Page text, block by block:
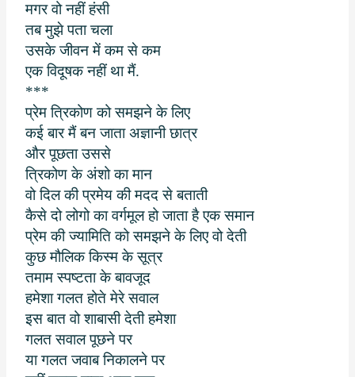
मगर वो नहीं हंसी
तब मुझे पता चला
उसके जीवन में कम से कम
एक विदूषक नहीं था मैं.
***
प्रेम त्रिकोण को समझने के लिए
कई बार मैं बन जाता अज्ञानी छात्र
और पूछता उससे
त्रिकोण के अंशो का मान
वो दिल की प्रमेय की मदद से बताती
कैसे दो लोगो का वर्गमूल हो जाता है एक समान
प्रेम की ज्यामिति को समझने के लिए वो देती
कुछ मौलिक किस्म के सूत्र
तमाम स्पष्टता के बावजूद
हमेशा गलत होते मेरे सवाल
इस बात वो शाबासी देती हमेशा
गलत सवाल पूछने पर
या गलत जवाब निकालने पर